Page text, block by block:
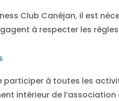
Club Canéjan, il est
à respecter les
participer à toutes les
intérieur de